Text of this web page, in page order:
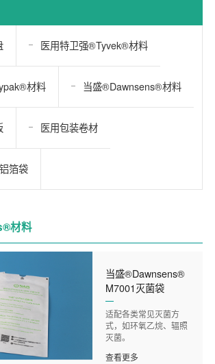
医用特卫强®Tyvek®材料
材料 当盛®Dawnsens®材料
医用包装卷材
箔袋
材料
当盛®Dawnsens®
M7001灭菌袋
适配各类常见灭菌方
式，如环氧乙烷、辐照
灭菌。
查看更多